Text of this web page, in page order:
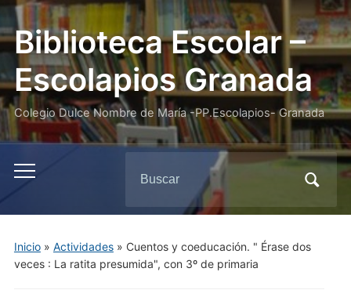
Biblioteca Escolar –
Escolapios Granada
Colegio Dulce Nombre de María -PP.Escolapios- Granada
Alternar
menú
móvil
Inicio» Actividades» Cuentos y coeducación. " Érase dos
veces : La ratita presumida", con 3º de primaria